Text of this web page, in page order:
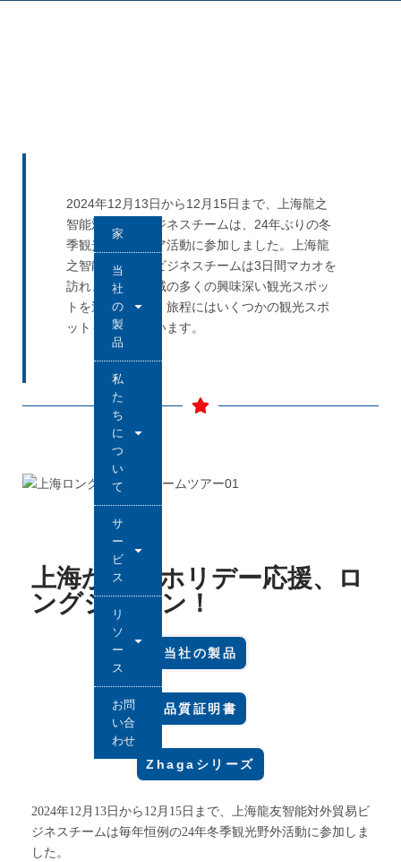
家
当
社
の
製
品
私
た
ち
に
つ
い
て
サ
ー
ビ
ス
リ
ソ
ー
ス
お問
い合
わせ
2024年12月13日から12月15日まで、上海龍之
智能対外貿易ビジネスチームは、24年ぶりの冬
季観光アウトドア活動に参加しました。上海龍
之智能対外貿易ビジネスチームは3日間マカオを
訪れ、マカオ地域の多くの興味深い観光スポッ
トを巡りました。旅程にはいくつかの観光スポ
ットも含まれています。
上海からのホリデー応援、ロ
ングジョイン！
当社の製品
品質証明書
Zhagaシリーズ
2024年12月13日から12月15日まで、上海龍友智能対外貿易ビ
ジネスチームは毎年恒例の24年冬季観光野外活動に参加しま
した。